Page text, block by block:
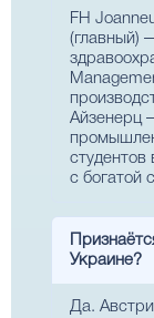
FH
(главный)
Айзенерц
с богатой
Украине?
Да.